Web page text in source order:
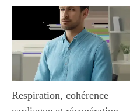
Respiration, cohérence